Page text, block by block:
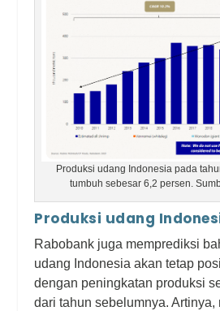
Produksi udang Indonesia pada
tumbuh sebesar 6,2 persen.
Produksi udang
Rabobank juga memprediksi
udang Indonesia akan tetap
dengan peningkatan produksi
dari tahun sebelumnya. Artinya,